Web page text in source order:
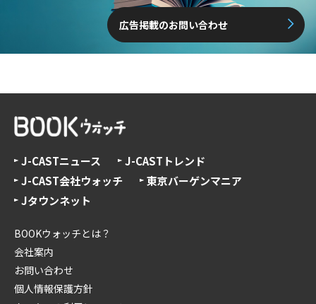
広告掲載のお問い合わせ
J-CASTニュース
J-CASTトレンド
J-CAST会社ウォッチ
東京バーゲンマニア
Jタウンネット
BOOKウォッチとは？
会社案内
お問い合わせ
個人情報保護方針